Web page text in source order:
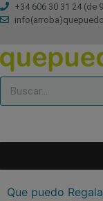
+34 606 30 31 24 (de
Que puedo